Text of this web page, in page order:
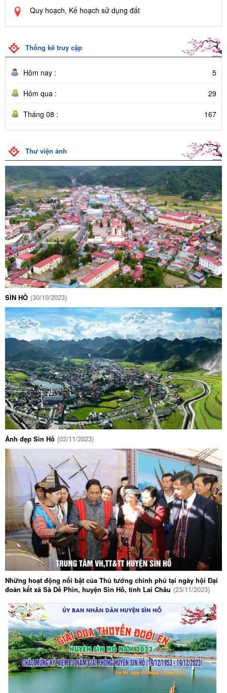
Quy hoạch, Kế hoạch sử dụng đất
Thống kê truy cập
Hôm nay : 5
Hôm qua : 29
Tháng 08 : 167
Thư viện ảnh
SÌN HỒ (30/10/2023)
Ảnh đẹp Sìn Hồ (02/11/2023)
Những hoạt động nổi bật của Thủ tướng chính phủ tại ngày hội Đại
đoàn kết xã Sà Dề Phìn, huyện Sìn Hồ, tỉnh Lai Châu (23/11/2023)